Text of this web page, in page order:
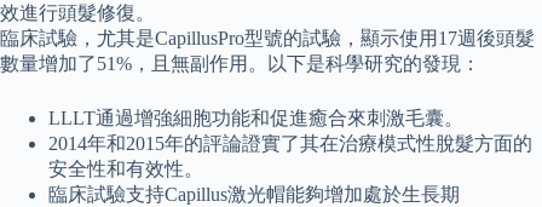
效進行頭髮修復。
臨床試驗，尤其是CapillusPro型號的試驗，顯示使用17週後頭髮
數量增加了51%，且無副作用。以下是科學研究的發現：
LLLT通過增強細胞功能和促進癒合來刺激毛囊。
2014年和2015年的評論證實了其在治療模式性脫髮方面的
安全性和有效性。
臨床試驗支持Capillus激光帽能夠增加處於生長期